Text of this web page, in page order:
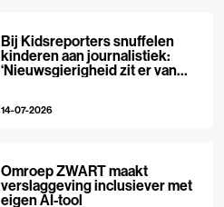
Bij Kidsreporters snuffelen
kinderen aan journalistiek:
‘Nieuwsgierigheid zit er van
14-07-2026
Omroep ZWART maakt
verslaggeving inclusiever met
eigen AI-tool